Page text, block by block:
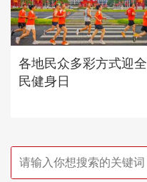
各地民众多彩方式迎全
民健身日